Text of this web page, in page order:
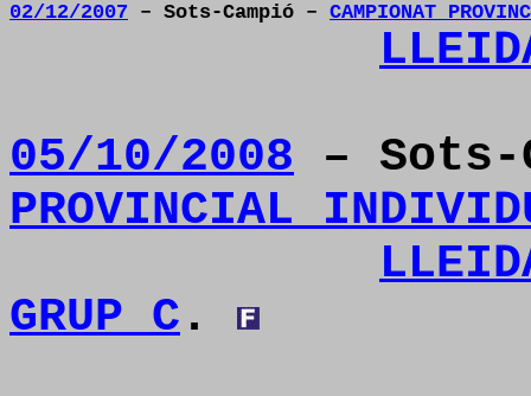
02/12/2007 – Sots-Campió – CAMPIONAT
05/10/2008 – Sots-
PROVINCIAL
GRUP C .